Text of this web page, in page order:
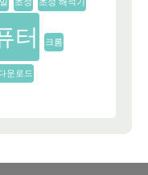
초성 초성 해석기
터 크롬
운로드